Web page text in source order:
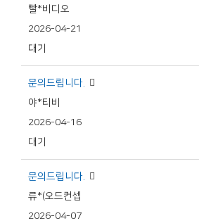
빨*비디오
2026-04-21
대기
문의드립니다.
야*티비
2026-04-16
대기
문의드립니다.
류*(오드컨셉
2026-04-07